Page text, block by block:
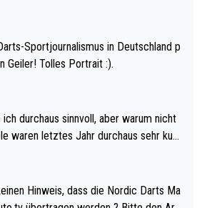
Sportjournalismus in Deutschland p
Geiler! Tolles Portrait :).
durchaus sinnvoll, aber warum nicht
eh qualifi
Qualifikation des Weltmei